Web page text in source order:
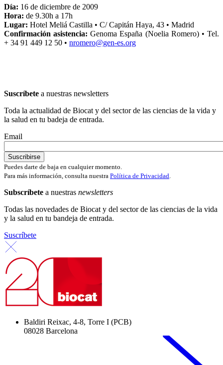
Día: 16 de diciembre de 2009
Hora: de 9.30h a 17h
Lugar: Hotel Meliá Castilla • C/ Capitán Haya, 43 • Madrid
Confirmación asistencia: Genoma España (Noelia Romero) • Tel.
+ 34 91 449 12 50 • nromero@gen-es.org
Suscríbete a nuestras newsletters
Toda la actualidad de Biocat y del sector de las ciencias de la vida y
la salud en tu badeja de entrada.
Email
Puedes darte de baja en cualquier momento.
Para más información, consulta nuestra Política de Privacidad.
Subscríbete a nuestras newsletters
Todas las novedades de Biocat y del sector de las ciencias de la vida
y la salud en tu bandeja de entrada.
Suscríbete
Baldiri Reixac, 4-8, Torre I (PCB)
08028 Barcelona